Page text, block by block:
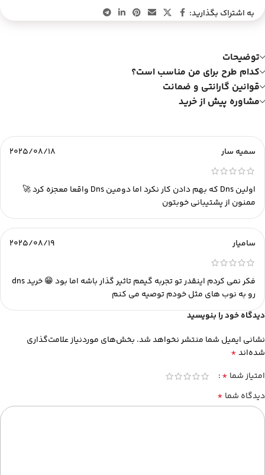
به اشتراک بگذارید:
توضیحات
کدام طرح برای من مناسب است؟
قوانین گارانتی و ضمانت
مشاوره پیش از خرید
سمیه سار 2025/08/18
اولین Dns که بهم دادن کار نکرد اما دومین Dns واقعا معجزه کرد 🚀
ممنون از پشتیبانی خوبتون
سامیار 2025/08/19
فکر نمی کردم اینقدر تو تجربه گیمم تاثیر گذار باشه اما بود 😁 خرید dns
رو به نوب های مثل خودم توصیه می کنم
دیدگاه خود را بنویسید
نشانی ایمیل شما منتشر نخواهد شد. بخش‌های موردنیاز علامت‌گذاری
شده‌اند*
امتیاز شما *
دیدگاه شما *